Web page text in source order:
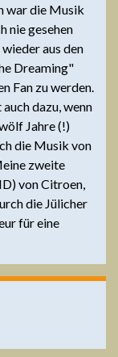
war die Musik
nie gesehen
aus den
Dreaming"
Fan zu werden.
dazu, wenn
Jahre (!)
die Musik von
zweite
von Citroen,
die Jülicher
für eine